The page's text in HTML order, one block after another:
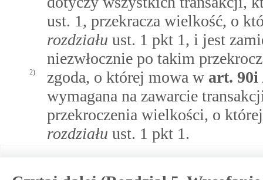
ust. 1, przekracza wielkość, o
rozdziału ust. 1 pkt 1, i jest
niezwłocznie po takim
2) zgoda, o której mowa w art. 90i
wymagana na zawarcie
przekroczenia wielkości, o
rozdziału ust. 1 pkt 1.